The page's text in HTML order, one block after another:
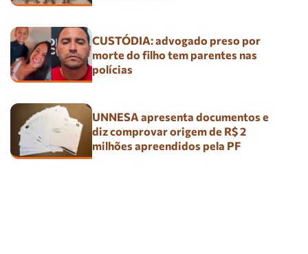
CUSTÓDIA: advogado preso por
morte do filho tem parentes nas
polícias
UNNESA apresenta documentos e
diz comprovar origem de R$ 2
milhões apreendidos pela PF